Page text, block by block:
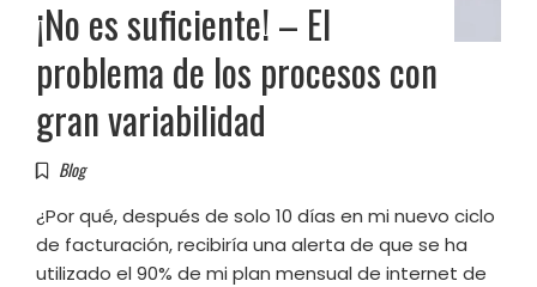
¡No es suficiente! – El
problema de los procesos con
gran variabilidad
Blog
¿Por qué, después de solo 10 días en mi nuevo ciclo
de facturación, recibiría una alerta de que se ha
utilizado el 90% de mi plan mensual de internet de